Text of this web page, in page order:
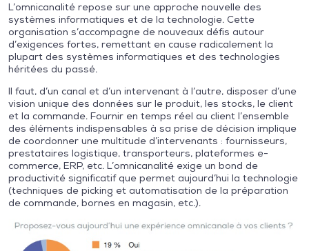
L’omnicanalité repose sur une approche nouvelle des
systèmes informatiques et de la technologie. Cette
organisation s’accompagne de nouveaux défis autour
d’exigences fortes, remettant en cause radicalement la
plupart des systèmes informatiques et des technologies
héritées du passé.
Il faut, d’un canal et d’un intervenant à l’autre, disposer d’une
vision unique des données sur le produit, les stocks, le client
et la commande. Fournir en temps réel au client l’ensemble
des éléments indispensables à sa prise de décision implique
de coordonner une multitude d’intervenants : fournisseurs,
prestataires logistique, transporteurs, plateformes e-
commerce, ERP, etc. L’omnicanalité exige un bond de
productivité significatif que permet aujourd’hui la technologie
(techniques de picking et automatisation de la préparation
de commande, bornes en magasin, etc.).